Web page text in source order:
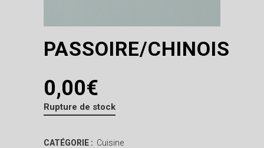
PASSOIRE/CHINOIS
0,00€
Rupture de stock
CATÉGORIE : Cuisine